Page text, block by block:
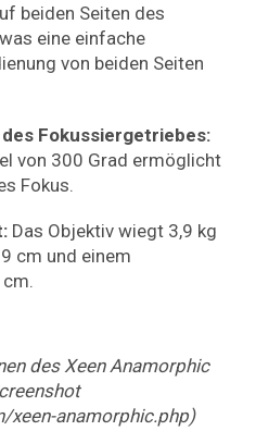
beiden Seiten des
eine einfache
von beiden Seiten
Fokussiergetriebes:
von 300 Grad ermöglicht
Fokus.
Das Objektiv wiegt 3,9 kg
cm und einem
des Xeen Anamorphic
anamorphic.php)